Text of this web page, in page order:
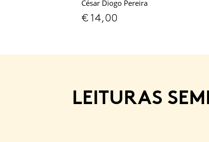
César Diogo Pereira
€14,00
LEITURAS